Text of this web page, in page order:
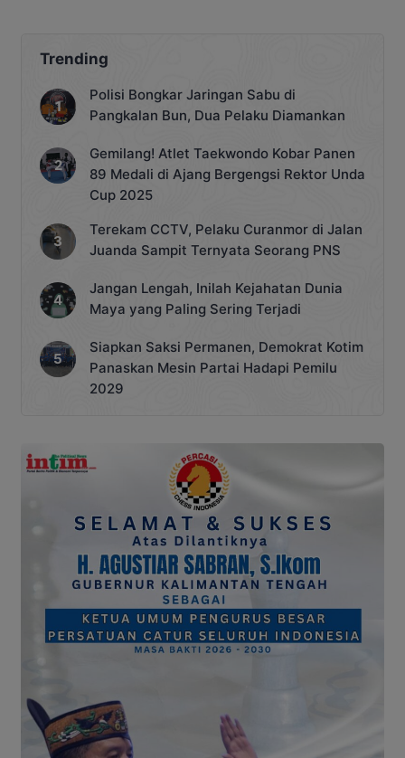
Trending
Polisi Bongkar Jaringan Sabu di
Pangkalan Bun, Dua Pelaku Diamankan
Gemilang! Atlet Taekwondo Kobar Panen
89 Medali di Ajang Bergengsi Rektor Unda
Cup 2025
Terekam CCTV, Pelaku Curanmor di Jalan
Juanda Sampit Ternyata Seorang PNS
Jangan Lengah, Inilah Kejahatan Dunia
Maya yang Paling Sering Terjadi
Siapkan Saksi Permanen, Demokrat Kotim
Panaskan Mesin Partai Hadapi Pemilu
2029